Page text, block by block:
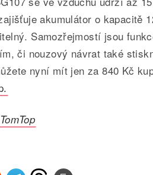
akumulátor o kapacitě
Samozřejmostí jsou
či nouzový návrat také
nyní mít jen za 840 Kč
TomTop